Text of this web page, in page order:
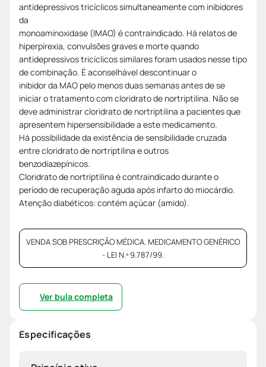
antidepressivos tricíclicos simultaneamente com inibidores
da
monoaminoxidase (IMAO) é contraindicado. Há relatos de
hiperpirexia, convulsões graves e morte quando
antidepressivos tricíclicos similares foram usados nesse tipo
de combinação. É aconselhável descontinuar o
inibidor da MAO pelo menos duas semanas antes de se
iniciar o tratamento com cloridrato de nortriptilina. Não se
deve administrar cloridrato de nortriptilina a pacientes que
apresentem hipersensibilidade a este medicamento.
Há possibilidade da existência de sensibilidade cruzada
entre cloridrato de nortriptilina e outros
benzodiazepínicos.
Cloridrato de nortriptilina é contraindicado durante o
período de recuperação aguda após infarto do miocárdio.
Atenção diabéticos: contém açúcar (amido).
VENDA SOB PRESCRIÇÃO MÉDICA. MEDICAMENTO GENÉRICO
- LEI N.º 9.787/99.
Ver bula completa
Especificações